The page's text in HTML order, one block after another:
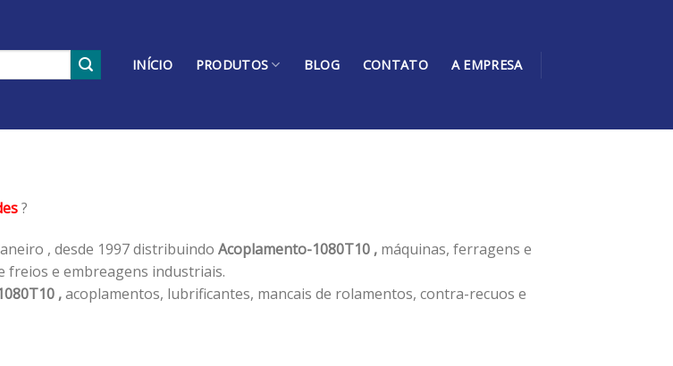
INÍCIO PRODUTOS BLOG CONTATO A EMPRESA
?
, desde 1997 distribuindo Acoplamento-1080T10 , máquinas, ferragens e
freios e embreagens industriais.
,acoplamentos, lubrificantes, mancais de rolamentos, contra-recuos e